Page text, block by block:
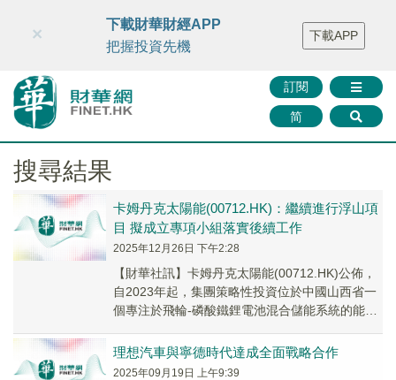
財華智庫網 FINTV FINMETA 財華證券 媒體矩陣
智庫沙龍
聯絡我們
訂閱
简
×
下載財華財經APP
把握投資先機
下載APP
搜尋結果
卡姆丹克太陽能(00712.HK)：繼續進行浮山項
目 擬成立專項小組落實後續工作
2025年12月26日 下午2:28
【財華社訊】卡姆丹克太陽能(00712.HK)公佈，
自2023年起，集團策略性投資位於中國山西省一
個專注於飛輪-磷酸鐵鋰電池混合儲能系統的能源
理想汽車與寧德時代達成全面戰略合作
2025年09月19日 上午9:39